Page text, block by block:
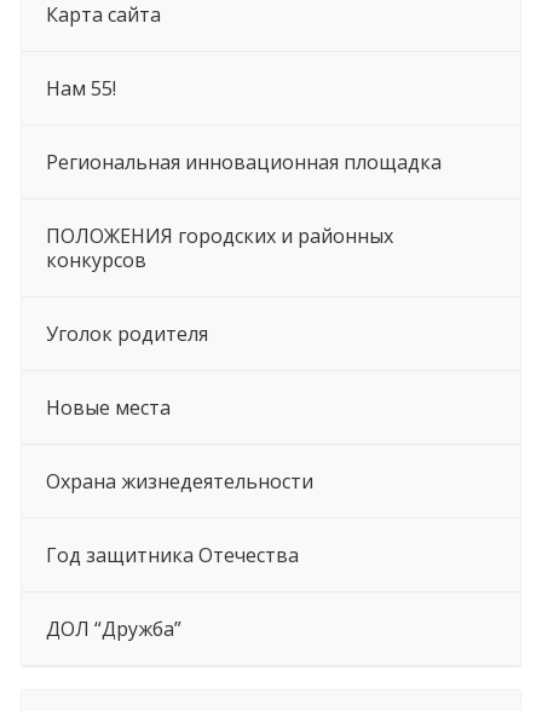
Карта сайта
Нам 55!
Региональная инновационная площадка
ПОЛОЖЕНИЯ городских и районных
конкурсов
Уголок родителя
Новые места
Охрана жизнедеятельности
Год защитника Отечества
ДОЛ “Дружба”